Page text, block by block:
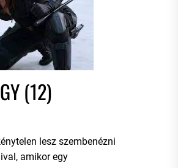
(12)
lesz szembenézni
amikor egy